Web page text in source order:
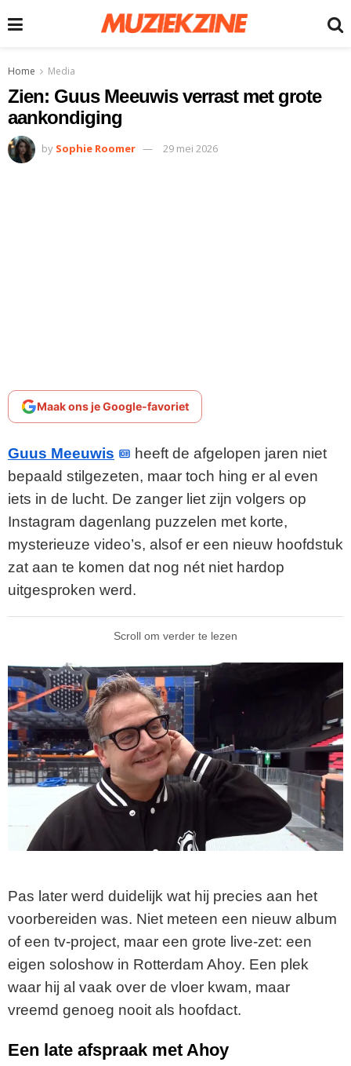
Home Media
Zien: Guus Meeuwis verrast met grote
aankondiging
by Sophie Roomer 29 mei 2026
Maak ons je Google-favoriet
Guus Meeuwis
heeft de afgelopen jaren niet
bepaald stilgezeten, maar toch hing er al even
iets in de lucht. De zanger liet zijn volgers op
Instagram dagenlang puzzelen met korte,
mysterieuze video’s, alsof er een nieuw hoofdstuk
zat aan te komen dat nog nét niet hardop
uitgesproken werd.
Scroll om verder te lezen
Pas later werd duidelijk wat hij precies aan het
voorbereiden was. Niet meteen een nieuw album
of een tv-project, maar een grote live-zet: een
eigen soloshow in Rotterdam Ahoy. Een plek
waar hij al vaak over de vloer kwam, maar
vreemd genoeg nooit als hoofdact.
Een late afspraak met Ahoy